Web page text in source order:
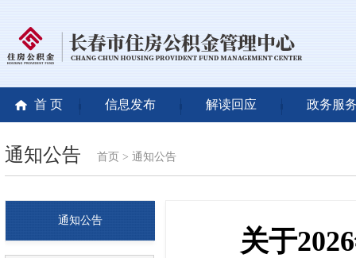
首 页 信息发布 解读回应 政务服
通知公告 首页 > 通知公告
通知公告
关于